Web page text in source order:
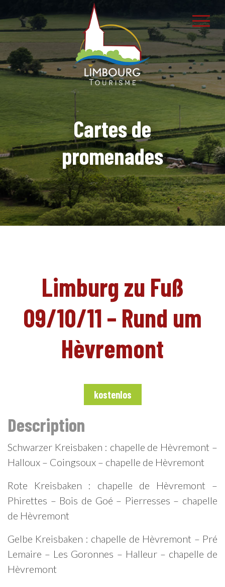
Cartes de
promenades
Limburg zu Fuß
09/10/11 – Rund um
Hèvremont
kostenlos
Description
Schwarzer Kreisbaken : chapelle de Hèvremont –
Halloux – Coingsoux – chapelle de Hèvremont
Rote Kreisbaken : chapelle de Hèvremont –
Phirettes – Bois de Goé – Pierresses – chapelle
de Hèvremont
Gelbe Kreisbaken : chapelle de Hèvremont – Pré
Lemaire – Les Goronnes – Halleur – chapelle de
Hèvremont